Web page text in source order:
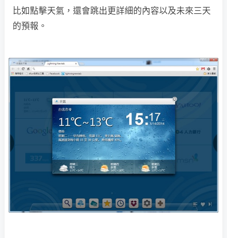
比如點擊天氣，還會跳出更詳細的內容以及未來三天
的預報。